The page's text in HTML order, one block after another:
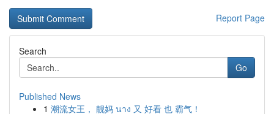
Report Page
Search
Go
Published News
1 潮流女王， 靓妈 นาง 又 好看 也 霸气！